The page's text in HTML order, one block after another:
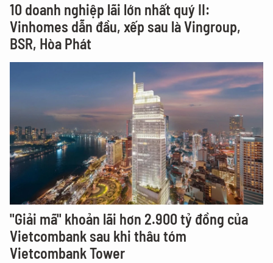
10 doanh nghiệp lãi lớn nhất quý II:
Vinhomes dẫn đầu, xếp sau là Vingroup,
BSR, Hòa Phát
"Giải mã" khoản lãi hơn 2.900 tỷ đồng của
Vietcombank sau khi thâu tóm
Vietcombank Tower